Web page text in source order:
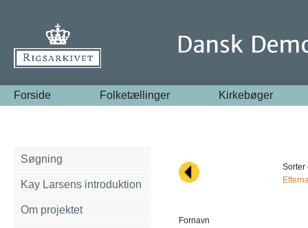
Forside Folketællinger Kirkebøger
Søgning
Kay Larsens introduktion
Om projektet
Sorter
Fornavn